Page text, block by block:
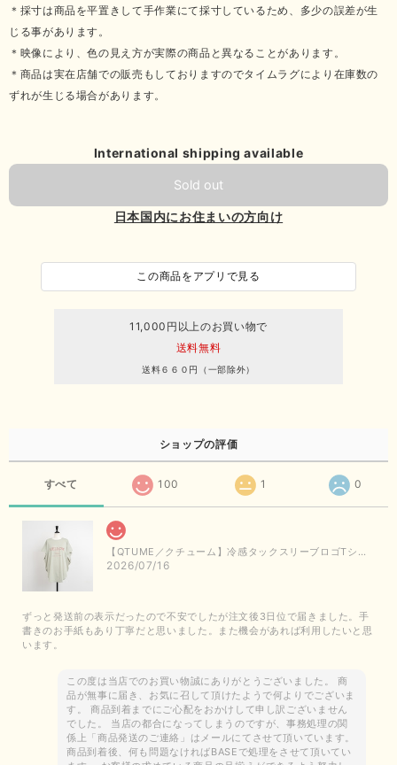
＊採寸は商品を平置きして手作業にて採寸しているため、多少の誤差が生
じる事があります。
＊映像により、色の見え方が実際の商品と異なることがあります。
＊商品は実在店舗での販売もしておりますのでタイムラグにより在庫数の
ずれが生じる場合があります。
International shipping available
Sold out
日本国内にお住まいの方向け
この商品をアプリで見る
11,000円以上のお買い物で
送料無料
送料６６０円（一部除外）
ショップの評価
すべて 100 1 0
【QTUME／クチューム】冷感タックスリーブロゴTシャツ（ライトグレー）
2026/07/16
ずっと発送前の表示だったので不安でしたが注文後3日位で届きました。手
書きのお手紙もあり丁寧だと思いました。また機会があれば利用したいと思
います。
この度は当店でのお買い物誠にありがとうございました。 商
品が無事に届き、お気に召して頂けたようで何よりでございま
す。 商品到着までにご心配をおかけして申し訳ございません
でした。 当店の都合になってしまうのですが、事務処理の関
係上「商品発送のご連絡」はメールにてさせて頂いています。
商品到着後、何も問題なければBASEで処理をさせて頂いてい